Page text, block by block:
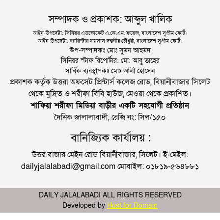
সম্পাদক ও প্রকাশক: আব্দুল খালিক
আইন-উপদেষ্টা: সিনিয়র এডভোকেট এ.কে.এম. ফয়েজ, বাংলাদেশ সুপ্রীম কোর্ট।
আইন-উপদেষ্টা: ব্যারিস্টার ফয়সাল দস্তগীর চৌধুরী, বাংলাদেশ সুপ্রীম কোর্ট।
উপ-সম্পাদকঃ মোঃ সুমন আহমদ
সিনিয়র স্টাফ রিপোর্টার: মো: আবু তাহের
সার্বিক ব্যবস্থাপকঃ মোঃ আলী হোসেন
প্রকাশক কর্তৃক উত্তরা অফসেট প্রিন্টার্স কলেজ রোড, বিয়ানীবাজার সিলেট
থেকে মুদ্রিত ও শরীফা বিবি হাউজ, মেওয়া থেকে প্রকাশিত।
শাফিয়া শরীফা মিডিয়া বাড়ীর একটি সহযোগী প্রতিষ্ঠান
দৈনিক জালালাবাদী, রেজি নং: সিল/১৫০
বানিজ্যিক কার্যালয় :
উত্তর বাজার মেইন রোড বিয়ানীবাজার, সিলেট। ই-মেইল:
dailyjalalabadi@gmail.com মোবাইল: ০১৮১৯-৫৬৪৮৮১
DAILY JALALABADI ALL RIGHTS RESERVED
Developed by Host for Domain